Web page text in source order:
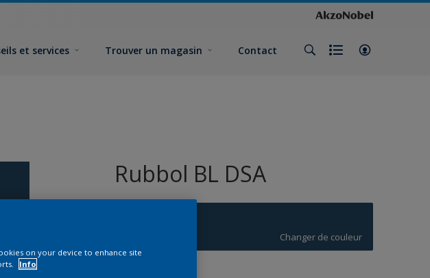
et services Trouver un magasin Contact
Rubbol BL DSA
Changer de couleur
on your device to enhance site
Info